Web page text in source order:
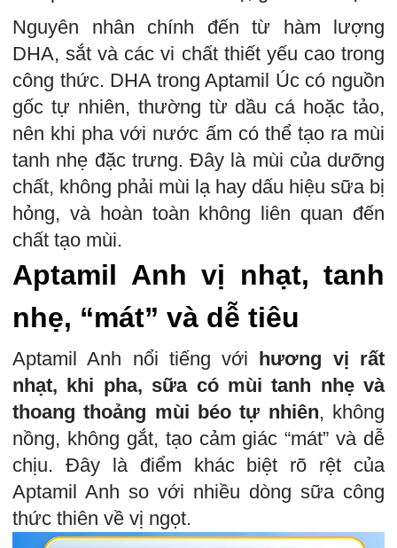
Nguyên nhân chính đến từ hàm lượng
DHA, sắt và các vi chất thiết yếu cao trong
công thức. DHA trong Aptamil Úc có nguồn
gốc tự nhiên, thường từ dầu cá hoặc tảo,
nên khi pha với nước ấm có thể tạo ra mùi
tanh nhẹ đặc trưng. Đây là mùi của dưỡng
chất, không phải mùi lạ hay dấu hiệu sữa bị
hỏng, và hoàn toàn không liên quan đến
chất tạo mùi.
Aptamil Anh vị nhạt, tanh
nhẹ, “mát” và dễ tiêu
Aptamil Anh nổi tiếng với hương vị rất
nhạt, khi pha, sữa có mùi tanh nhẹ và
thoang thoảng mùi béo tự nhiên, không
nồng, không gắt, tạo cảm giác “mát” và dễ
chịu. Đây là điểm khác biệt rõ rệt của
Aptamil Anh so với nhiều dòng sữa công
thức thiên về vị ngọt.